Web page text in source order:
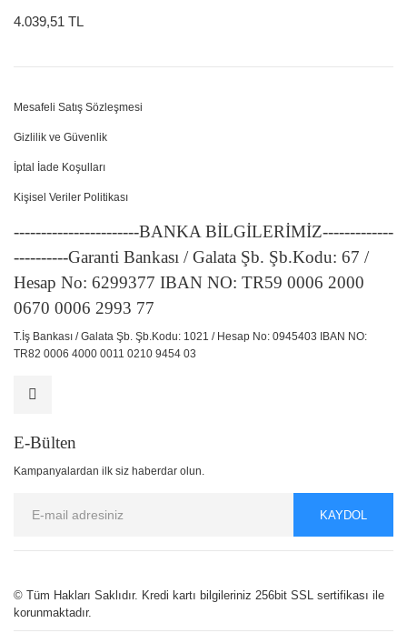
4.039,51 TL
Mesafeli Satış Sözleşmesi
Gizlilik ve Güvenlik
İptal İade Koşulları
Kişisel Veriler Politikası
-----------------------BANKA BİLGİLERİMİZ-------------
----------Garanti Bankası / Galata Şb. Şb.Kodu: 67 /
Hesap No: 6299377 IBAN NO: TR59 0006 2000
0670 0006 2993 77
T.İş Bankası / Galata Şb. Şb.Kodu: 1021 / Hesap No: 0945403 IBAN NO:
TR82 0006 4000 0011 0210 9454 03
E-Bülten
Kampanyalardan ilk siz haberdar olun.
KAYDOL
© Tüm Hakları Saklıdır. Kredi kartı bilgileriniz 256bit SSL sertifikası ile
korunmaktadır.